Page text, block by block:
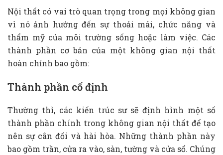
Nội thất có vai trò quan trọng trong mọi không gian
vì nó ảnh hưởng đến sự thoải mái, chức năng và
thẩm mỹ của môi trường sống hoặc làm việc. Các
thành phần cơ bản của một không gian nội thất
hoàn chỉnh bao gồm:
Thành phần cố định
Thường thì, các kiến trúc sư sẽ định hình một số
thành phần chính trong không gian nội thất để tạo
nên sự cân đối và hài hòa. Những thành phần này
bao gồm trần, cửa ra vào, sàn, tường và cửa sổ. Chúng